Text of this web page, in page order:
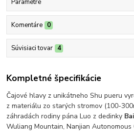
Parametre
Komentáre 0
Súvisiaci tovar 4
Kompletné špecifikácie
Čajové hlavy z unikátneho Shu pueru
z materiálu zo starých stromov (100-
záhradách rodiny pána Luo z dedinky
Wuliang Mountain, Nanjian